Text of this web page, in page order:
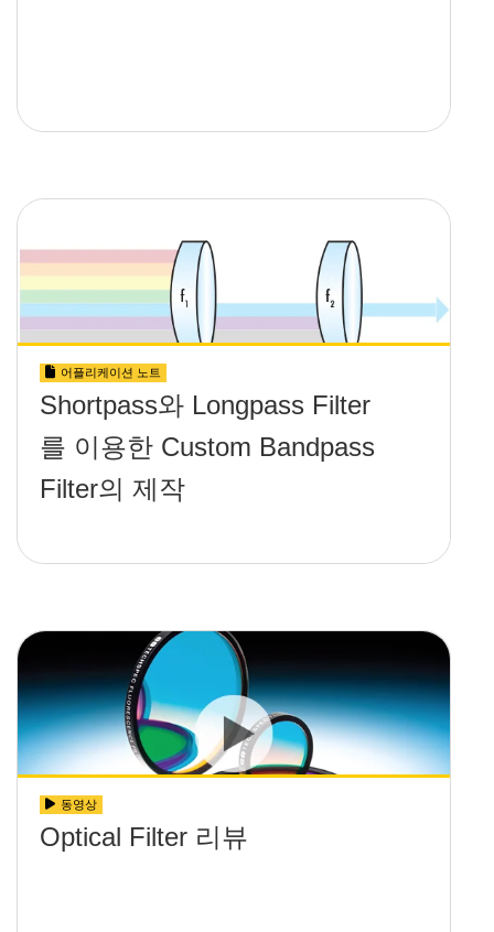
어플리케이션 노트
Shortpass와 Longpass Filter
를 이용한 Custom Bandpass
Filter의 제작
동영상
Optical Filter 리뷰